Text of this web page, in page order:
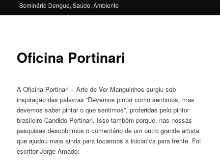
Seminário Dengue, Saúde, Ambiente
Oficina Portinari
A Oficina Portinari – Arte de Ver Manguinhos surgiu sob
inspiração das palavras “Devemos pintar como sentimos, mas
devemos saber pintar o que sentimos”, proferidas pelo pintor
brasileiro Candido Portinari. Isso também porque, nas nossas
pesquisas descobrimos o comentário de um outro grande artista
que ajudou mais ainda para tocarmos a iniciativa para frente. Foi
escritor Jorge Amado: